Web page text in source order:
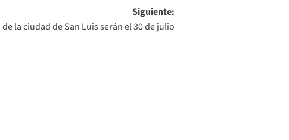
Siguiente:
la ciudad de San Luis serán el 30 de julio